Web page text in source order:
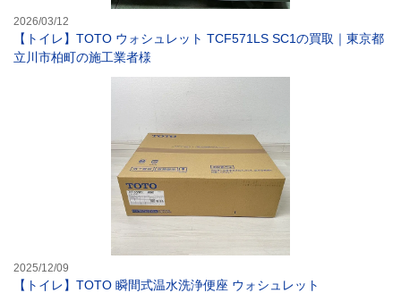
2026/03/12
【トイレ】TOTO ウォシュレット TCF571LS SC1の買取｜東京都
立川市柏町の施工業者様
2025/12/09
【トイレ】TOTO 瞬間式温水洗浄便座 ウォシュレット